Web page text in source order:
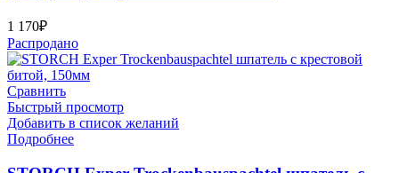
1 170₽
Распродано
Сравнить
Быстрый просмотр
Добавить в список желаний
Подробнее